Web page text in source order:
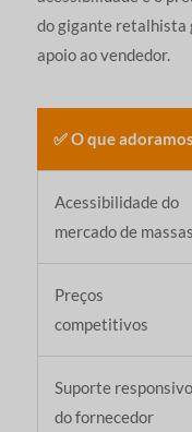
do gigante retalhista
apoio ao vendedor.
✅ O que adoramos
Acessibilidade do
mercado de massas
Preços
competitivos
Suporte responsivo
do fornecedor